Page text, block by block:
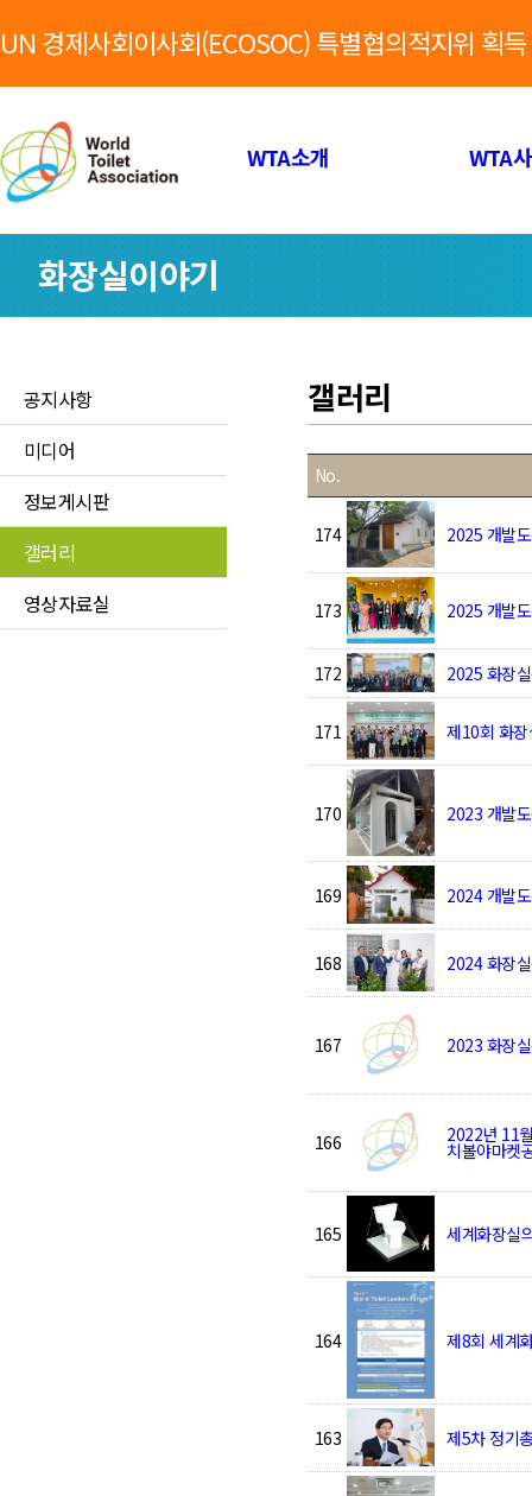
UN 경제사회이사회(ECOSOC) 특별협의적지위 획
WTA소개 WTA
화장실이야기
공지사항
미디어
정보게시판
갤러리
영상자료실
갤러리
No.
174 2025 개발
173 2025 개발
172 2025 화장
171 제10회 화
170 2023 개발
169 2024 개발
168 2024 화장
167 2023 화장
166 2022년 11
치볼야마켓
165 세계화장실
164 제8회 세계
163 제5차 정기